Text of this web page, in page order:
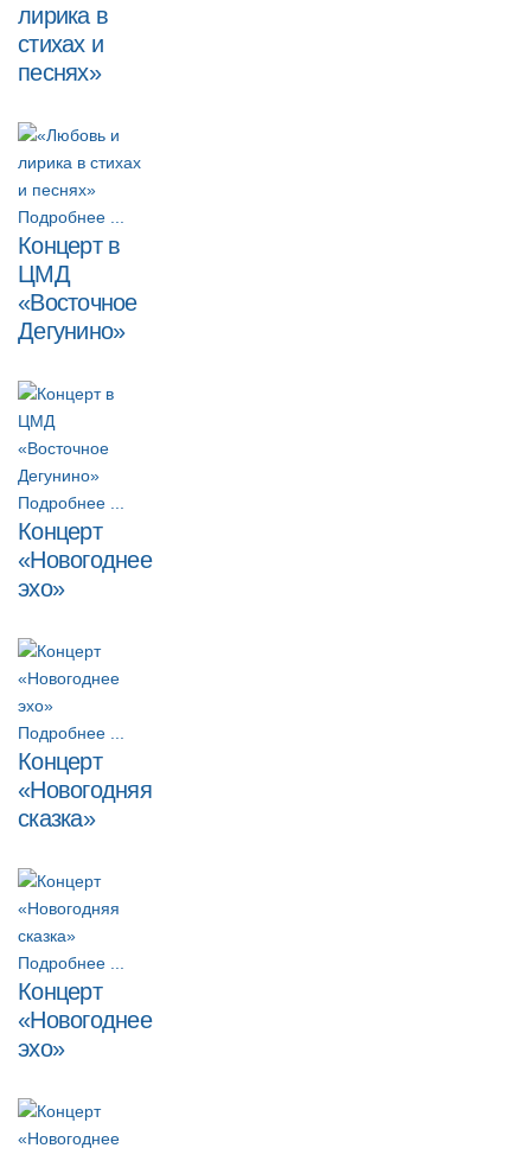
лирика в
стихах и
песнях»
Подробнее ...
Концерт в
ЦМД
«Восточное
Дегунино»
Подробнее ...
Концерт
«Новогоднее
эхо»
Подробнее ...
Концерт
«Новогодняя
сказка»
Подробнее ...
Концерт
«Новогоднее
эхо»